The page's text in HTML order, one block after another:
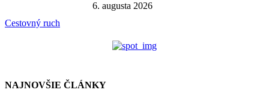
Cestovný ruch
6. augusta 2026
NAJNOVŠIE ČLÁNKY